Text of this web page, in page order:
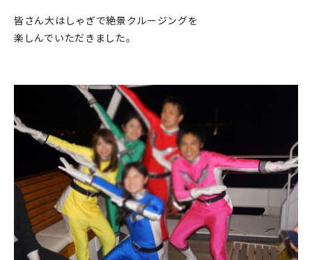
皆さん大はしゃぎで絶景クルージングを
楽しんでいただきました。